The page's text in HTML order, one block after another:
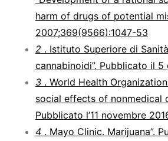
harm of drugs of potential
2007;369(9566):1047-53
2 . Istituto Superiore di
cannabinoidi”. Pubblicato il 5
3 . World Health
social effects of nonmedical
Pubblicato l’11 novembre
4 . Mayo Clinic. Marijuana”.